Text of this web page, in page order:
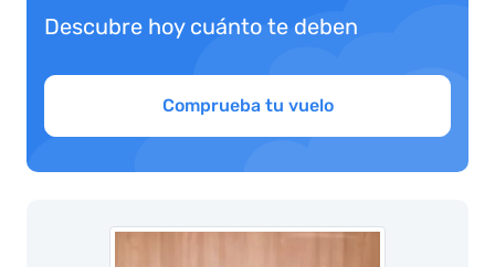
Descubre hoy cuánto te deben
Comprueba tu vuelo